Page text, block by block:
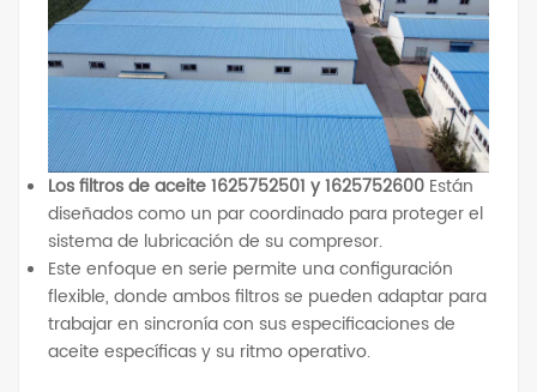
Los filtros de aceite 1625752501 y 1625752600 Están
diseñados como un par coordinado para proteger el
sistema de lubricación de su compresor.
Este enfoque en serie permite una configuración
flexible, donde ambos filtros se pueden adaptar para
trabajar en sincronía con sus especificaciones de
aceite específicas y su ritmo operativo.